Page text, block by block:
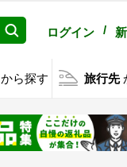
ログイン /
から探す 旅行先